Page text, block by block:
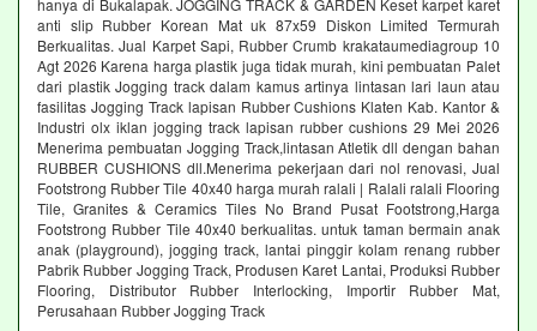
hanya di Bukalapak. JOGGING TRACK & GARDEN Keset karpet karet
anti slip Rubber Korean Mat uk 87x59 Diskon Limited Termurah
Berkualitas. Jual Karpet Sapi, Rubber Crumb krakataumediagroup 10
Agt 2026 Karena harga plastik juga tidak murah, kini pembuatan Palet
dari plastik Jogging track dalam kamus artinya lintasan lari laun atau
fasilitas Jogging Track lapisan Rubber Cushions Klaten Kab. Kantor &
Industri olx iklan jogging track lapisan rubber cushions 29 Mei 2026
Menerima pembuatan Jogging Track,lintasan Atletik dll dengan bahan
RUBBER CUSHIONS dll.Menerima pekerjaan dari nol renovasi, Jual
Footstrong Rubber Tile 40x40 harga murah ralali | Ralali ralali Flooring
Tile, Granites & Ceramics Tiles No Brand Pusat Footstrong,Harga
Footstrong Rubber Tile 40x40 berkualitas. untuk taman bermain anak
anak (playground), jogging track, lantai pinggir kolam renang rubber
Pabrik Rubber Jogging Track, Produsen Karet Lantai, Produksi Rubber
Flooring, Distributor Rubber Interlocking, Importir Rubber Mat,
Perusahaan Rubber Jogging Track